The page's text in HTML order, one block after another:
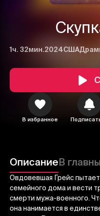
1ч. 32мин.2024США
В избранное
ОписаниеВ
Овдовевшая Грейс
семейного дома и вести
смерти мужа-военного.
она нанимается в